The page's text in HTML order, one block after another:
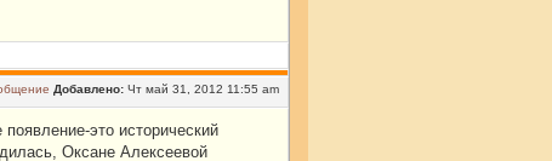
Добавлено: Чт май 31, 2012 11:55 am
это исторический
Оксане Алексеевой